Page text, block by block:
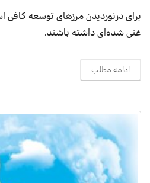
برای درنوردیدن مرزهای توسعه
غنی شده‌ای داشته باشند.
ادامه مطلب